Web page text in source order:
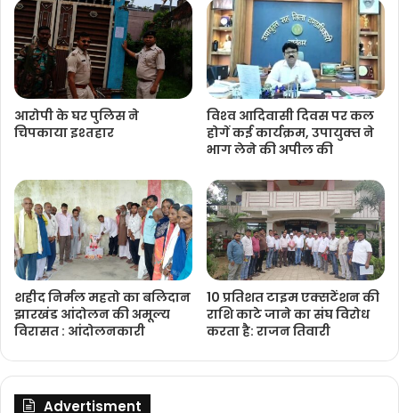
आरोपी के घर पुलिस ने
चिपकाया इश्तहार
विश्‍व आदिवासी दिवस पर कल
होगें कई कार्यक्रम, उपायुक्‍त ने
भाग लेने की अपील की
शहीद निर्मल महतो का बलिदान
झारखंड आंदोलन की अमूल्य
विरासत : आंदोलनकारी
10 प्रतिशत टाइम एक्सटेंशन की
राशि काटे जाने का संघ विरोध
करता है: राजन तिवारी
Advertisment